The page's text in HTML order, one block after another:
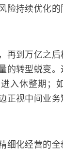
险持续优化
再到万亿之
的转型蜕变
入休整期；
正视中间业
细化经营的